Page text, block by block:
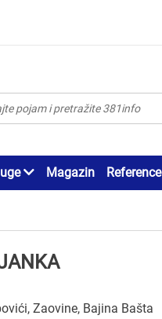
Magazin Reference
Zaovine, Bajina Bašta